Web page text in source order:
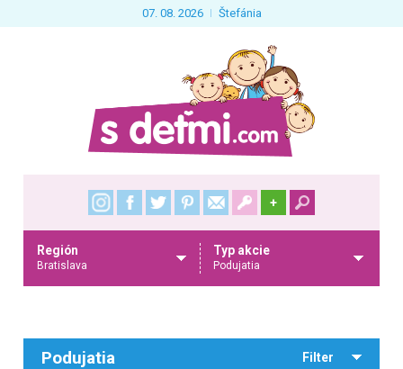
07. 08. 2026 Štefánia
+
Región
Bratislava
Typ akcie
Podujatia
Podujatia Filter